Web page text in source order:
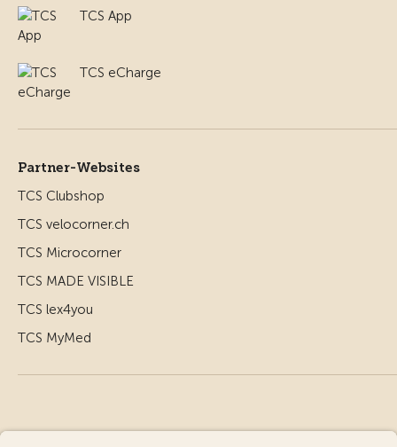
TCS App
TCS eCharge
Partner-Websites
TCS Clubshop
TCS velocorner.ch
TCS Microcorner
TCS MADE VISIBLE
TCS lex4you
TCS MyMed